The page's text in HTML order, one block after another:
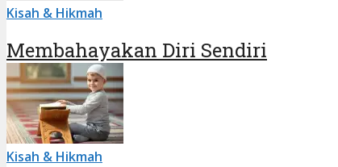
Kisah & Hikmah
Membahayakan Diri Sendiri
Kisah & Hikmah